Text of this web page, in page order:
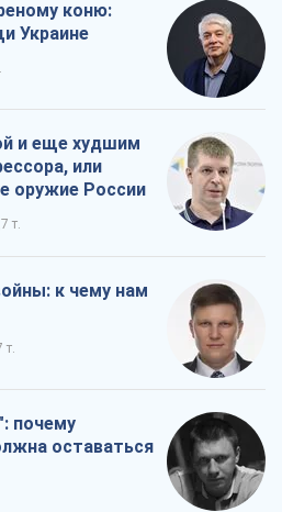
коню:
Украине
и еще худшим
или
оружие России
т.
к чему нам
т.
почему
оставаться